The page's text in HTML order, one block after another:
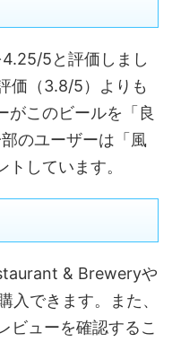
5と評価しまし
価（3.8/5）よりも
がこのビールを「良
のユーザーは「風
しています。
& Breweryや
入できます。また、
ビューを確認するこ